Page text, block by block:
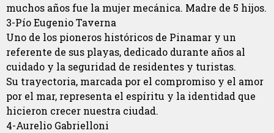
muchos años fue la mujer mecánica. Madre de 5 hijos.
3-Pío Eugenio Taverna
Uno de los pioneros históricos de Pinamar y un
referente de sus playas, dedicado durante años al
cuidado y la seguridad de residentes y turistas.
Su trayectoria, marcada por el compromiso y el amor
por el mar, representa el espíritu y la identidad que
hicieron crecer nuestra ciudad.
4-Aurelio Gabrielloni